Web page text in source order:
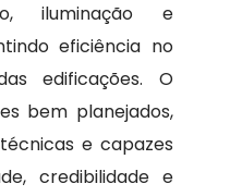
iluminação e
eficiência no
edificações. O
bem planejados,
e capazes
credibilidade e